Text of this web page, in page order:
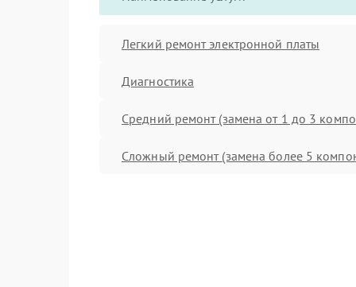
Легкий ремонт электронной платы
Диагностика
Средний ремонт (замена от 1 до 3
Сложный ремонт (замена более 5